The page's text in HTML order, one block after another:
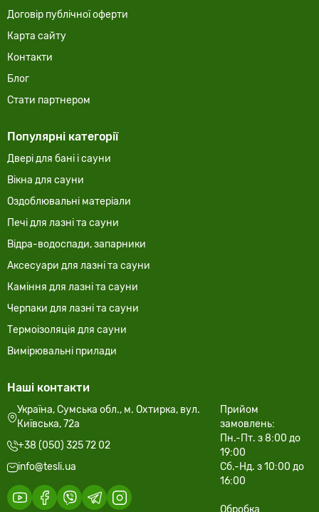
Договір публічної оферти
Карта сайту
Контакти
Блог
Стати партнером
Популярні категорії
Двері для бані і сауни
Вікна для сауни
Оздоблювальні матеріали
Печі для лазні та сауни
Відра-водоспади, запарники
Аксесуари для лазні та сауни
Каміння для лазні та сауни
Черпаки для лазні та сауни
Термоізоляція для сауни
Вимірювальні прилади
Наші контакти
Україна, Сумська обл., м. Охтирка, вул.
Київська, 72а
+38 (050) 325 72 02
info@tesli.ua
Прийом
замовлень:
Пн.-Пт. з 8:00 до
19:00
Сб.-Нд. з 10:00 до
16:00
Обробка